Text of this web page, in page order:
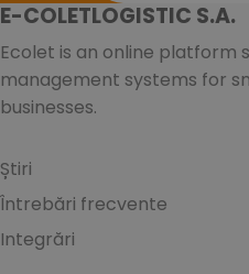
E-COLETLOGISTIC S.A.
Ecolet is an online platform
management systems for
businesses.
Știri
Întrebări frecvente
Integrări